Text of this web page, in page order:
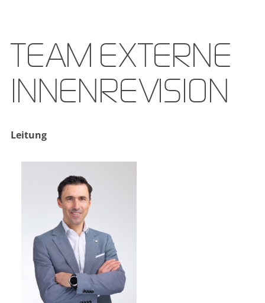
TEAM EXTERNE
INNEN­REVISION
Leitung